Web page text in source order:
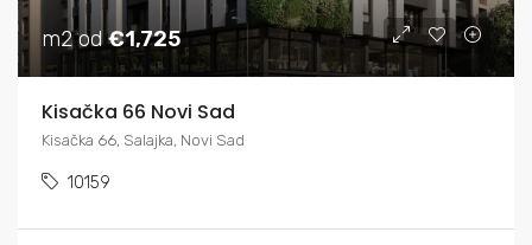
m2 od€1,725
Kisačka 66 Novi Sad
Kisačka 66, Salajka, Novi Sad
10159